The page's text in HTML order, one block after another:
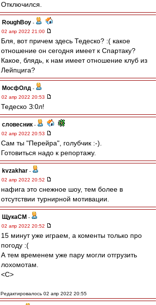
Отключился.
RoughBoy -
02 апр 2022 21:00
Бля, вот причем здесь Тедеско? :( какое
отношение он сегодня имеет к Спартаку?
Какое, блядь, к нам имеет отношение клуб из
Лейпцига?
МосфОлд -
02 апр 2022 20:53
Тедеско З:0л!
словесник -
02 апр 2022 20:53
Сам ты "Перейра", голубчик :-).
Готовиться надо к репортажу.
kvzakhar -
02 апр 2022 20:52
нафига это снежное шоу, тем более в
отсутствии турнирной мотивации.
ЩукаСМ -
02 апр 2022 20:52
15 минут уже играем, а коменты только про
погоду :(
А тем временем уже пару могли отгрузить
лохомотам.
<C>
Редактировалось 02 апр 2022 20:55